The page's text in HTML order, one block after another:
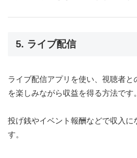
5. ライブ配信
ライブ配信アプリを使い、視聴者と
を楽しみながら収益を得る方法です。
投げ銭やイベント報酬などで収入に
す。